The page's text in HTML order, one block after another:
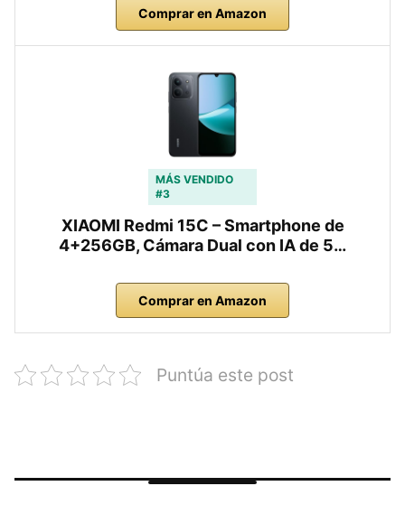
Comprar en Amazon
MÁS VENDIDO
#3
XIAOMI Redmi 15C – Smartphone de
4+256GB, Cámara Dual con IA de 5…
Comprar en Amazon
Puntúa este post